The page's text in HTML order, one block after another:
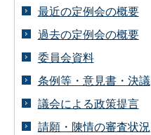
最近の定例会の概要
過去の定例会の概要
委員会資料
条例等・意見書・決議
議会による政策提言
請願・陳情の審査状況